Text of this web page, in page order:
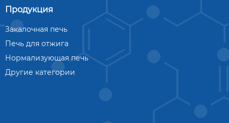
Продукция
Закалочная печь
Печь для отжига
Нормализующая печь
Другие категории